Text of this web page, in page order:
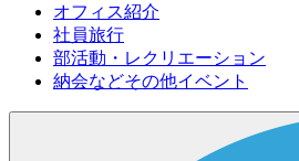
オフィス紹介
社員旅行
部活動・レクリエーション
納会などその他イベント